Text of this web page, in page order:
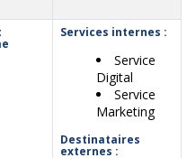
Services internes :
Service
Digital
Service
Marketing
Destinataires
externes :